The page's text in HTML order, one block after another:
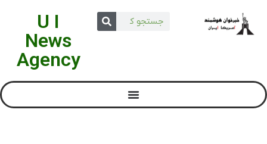
U I
News
Agency